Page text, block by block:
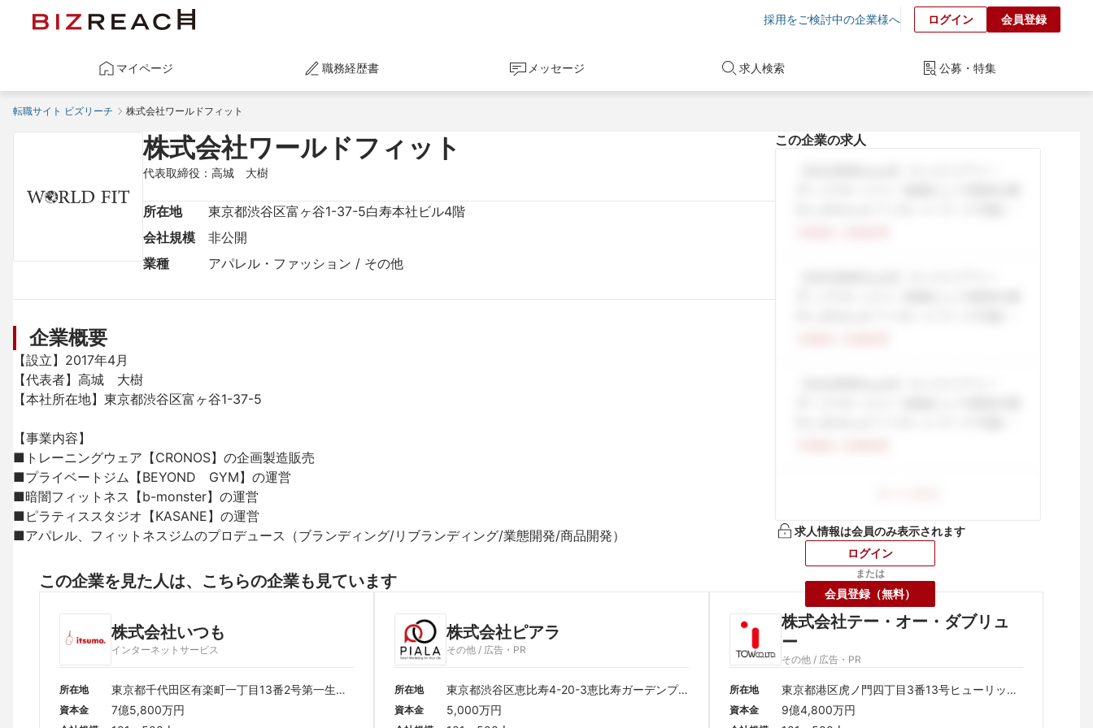
採用をご検討中の企業様へ ログイン 会員登録
マイページ 職務経歴書 メッセージ 求人検索 公募・特集
転職サイト ビズリーチ 株式会社ワールドフィット
株式会社ワールドフィット
代表取締役：高城　大樹
所在地
東京都渋谷区富ヶ谷1-37-5白寿本社ビル4階
会社規模
非公開
業種
アパレル・ファッション / その他
企業概要
【設立】2017年4月
【代表者】高城　大樹
【本社所在地】東京都渋谷区富ヶ谷1-37-5
【事業内容】
■トレーニングウェア【CRONOS】の企画製造販売
■プライベートジム【BEYOND　GYM】の運営
■暗闇フィットネス【b-monster】の運営
■ピラティススタジオ【KASANE】の運営
■アパレル、フィットネスジムのプロデュース（ブランディング/リブランディング/業態開発/商品開発）
この企業の求人
求人情報は会員のみ表示されます
ログイン
または
会員登録（無料）
この企業を見た人は、こちらの企業も見ています
株式会社いつも
インターネットサービス
所在地
東京都千代田区有楽町一丁目13番2号第一生命
日比谷ファースト 21階
資本金 7億5,800万円
株式会社ピアラ
その他 / 広告・PR
所在地
東京都渋谷区恵比寿4-20-3恵比寿ガーデンプ
レイスタワー13F
資本金 5,000万円
株式会社テー・オー・ダブリュ
ー
その他 / 広告・PR
所在地
東京都港区虎ノ門四丁目3番13号ヒューリック
神谷町ビル3F
資本金 9億4,800万円